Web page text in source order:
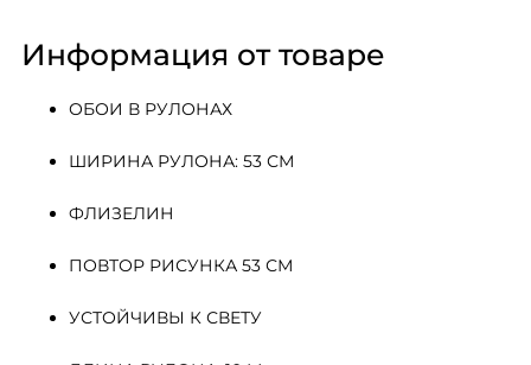
Информация от товаре
ОБОИ В РУЛОНАХ
ШИРИНА РУЛОНА: 53 СМ
ФЛИЗЕЛИН
ПОВТОР РИСУНКА 53 СМ
УСТОЙЧИВЫ К СВЕТУ